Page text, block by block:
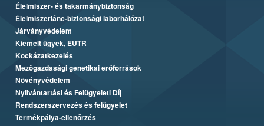
Élelmiszer- és takarmánybiztonság
Élelmiszerlánc-biztonsági laborhálózat
Járványvédelem
Kiemelt ügyek, EUTR
Kockázatkezelés
Mezőgazdasági genetikai erőforrások
Növényvédelem
Nyilvántartási és Felügyeleti Díj
Rendszerszervezés és felügyelet
Termékpálya-ellenőrzés